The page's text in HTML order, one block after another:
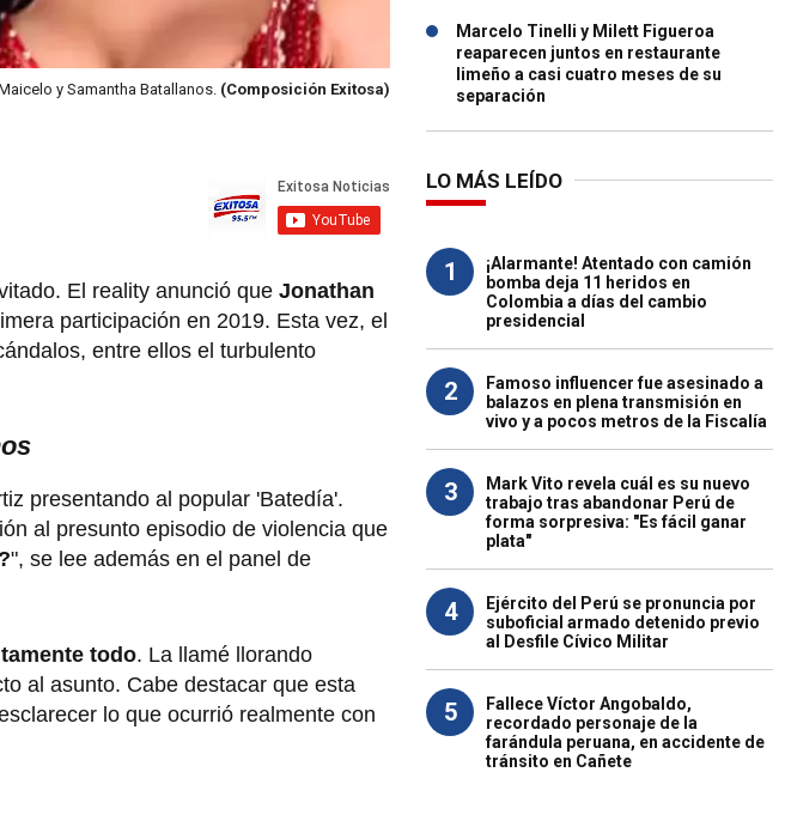
y Samantha Batallanos. (Composición Exitosa)
El reality anunció que Jonathan
participación en 2019. Esta vez, el
entre ellos el turbulento
presentando al popular 'Batedía'.
al presunto episodio de violencia que
", se lee además en el panel de
todo. La llamé llorando
al asunto. Cabe destacar que esta
lo que ocurrió realmente con
Marcelo Tinelli y Milett Figueroa
reaparecen juntos en restaurante
limeño a casi cuatro meses de su
separación
LO MÁS LEÍDO
1
¡Alarmante! Atentado con camión
bomba deja 11 heridos en
Colombia a días del cambio
presidencial
2
Famoso influencer fue asesinado a
balazos en plena transmisión en
vivo y a pocos metros de la Fiscalía
3
Mark Vito revela cuál es su nuevo
trabajo tras abandonar Perú de
forma sorpresiva: "Es fácil ganar
plata"
4
Ejército del Perú se pronuncia por
suboficial armado detenido previo
al Desfile Cívico Militar
5
Fallece Víctor Angobaldo,
recordado personaje de la
farándula peruana, en accidente de
tránsito en Cañete